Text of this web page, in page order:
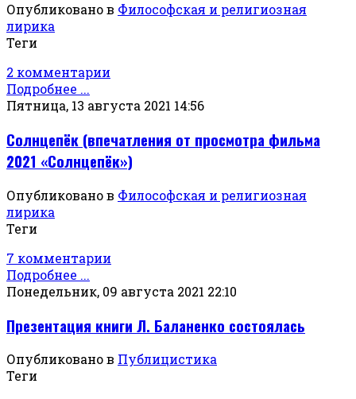
Опубликовано в Философская и религиозная
лирика
Теги
2 комментарии
Подробнее ...
Пятница, 13 августа 2021 14:56
Солнцепёк (впечатления от просмотра фильма
2021 «Солнцепёк»)
Опубликовано в Философская и религиозная
лирика
Теги
7 комментарии
Подробнее ...
Понедельник, 09 августа 2021 22:10
Презентация книги Л. Баланенко состоялась
Опубликовано в Публицистика
Теги